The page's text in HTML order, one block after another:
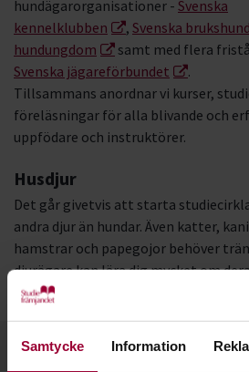
Samtycke Information
hundägarorganisationer - Svenska
kennelklubben
, Svenska
hundungdom
samt med flera
Svenska jägareförbundet
.
Tillsammans anordnar vi kurser,
föreläsningar för alla blivande och
uppfödare och instruktörer.
Husdjur
Det går givetvis att starta
andra djur än hundar. Även katter,
hamstrar och papegojor behöver
djurägare kan lära dig mycket om
mat som passar dem bäst.
Kontakt